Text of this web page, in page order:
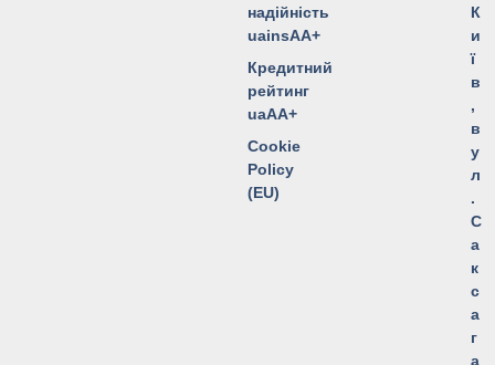
надійність
uainsAA+
Кредитний
рейтинг
uaAA+
Cookie
Policy
(EU)
К
и
ї
в
,
в
у
л
.
С
а
к
с
а
г
а